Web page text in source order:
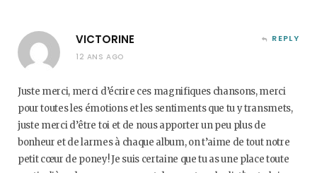
VICTORINE
12 ANS AGO
REPLY
Juste merci, merci d’écrire ces magnifiques chansons, merci
pour toutes les émotions et les sentiments que tu y transmets,
juste merci d’être toi et de nous apporter un peu plus de
bonheur et de larmes à chaque album, on t’aime de tout notre
petit cœur de poney! Je suis certaine que tu as une place toute